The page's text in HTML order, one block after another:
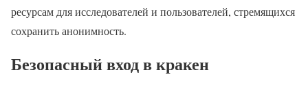
ресурсам для исследователей и пользователей, стремящихся
сохранить анонимность.
Безопасный вход в кракен